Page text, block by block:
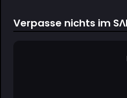
Verpasse nichts im